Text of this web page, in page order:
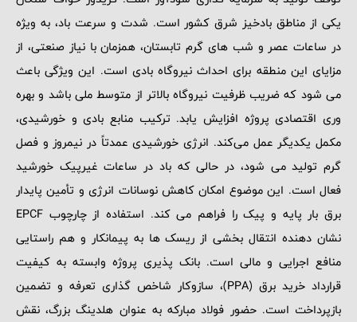
یکی از مناطق بادخیز شرق کشور است. شدت و سرعت باد، به ویژه
در ساعات عصر و شب‌ های گرم تابستان، همزمان با نیاز صنعتی، از
مزایای این منطقه برای احداث نیروگاه بادی است. این ویژگی باعث
می ‌شود که ضریب ظرفیت نیروگاه بالاتر از متوسط ملی باشد و بهره
‌وری اقتصادی پروژه افزایش یابد. ترکیب منابع بادی و خورشیدی،
مکمل یکدیگر عمل می‌کند. انرژی خورشیدی عمدتاً در نیمروز و فصل
گرم تولید می‌ شود، در حالی که باد در ساعات غیرپیک خورشید
فعال است. این موضوع امکان کاهش نوسانات انرژی و تأمین پایدار
برق بار پایه و پیک را فراهم می‌ کند. استفاده از چارچوب EPCF
نشان ‌دهنده انتقال بخشی از ریسک ‌ها به پیمانکار و هم ‌راستایی
منافع اجرایی و مالی است. بانک ‌پذیری پروژه وابسته به کیفیت
قرارداد خرید برق (PPA)، سازوکار شاخص ‌گذاری تعرفه و تضمین
بازپرداخت است. حضور فولاد مبارکه به عنوان هلدینگ بزرگ، نقش